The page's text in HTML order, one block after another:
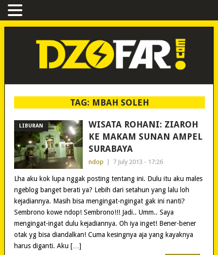
TAG: MBAH SOLEH
LIBURAN
WISATA ROHANI: ZIAROH
KE MAKAM SUNAN AMPEL
SURABAYA
ndop 7 July 2013 - 17:26
Lha aku kok lupa nggak posting tentang ini. Dulu itu aku males
ngeblog banget berati ya? Lebih dari setahun yang lalu loh
kejadiannya. Masih bisa mengingat-ngingat gak ini nanti?
Sembrono kowe ndop! Sembrono!!! Jadi.. Umm.. Saya
mengingat-ingat dulu kejadiannya. Oh iya inget! Bener-bener
otak yg bisa diandalkan! Cuma kesingnya aja yang kayaknya
harus diganti. Aku […]